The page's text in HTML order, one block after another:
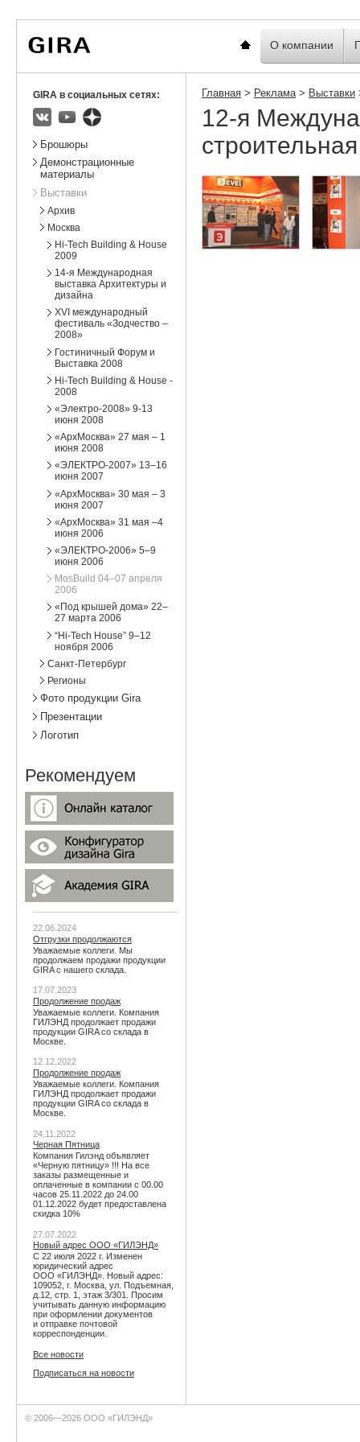
Главная
О компании
Главная > Реклама > Выставки
12-я
GIRA в социальных сетях:
Подразделы
Брошюры
Демонстрационные
материалы
Выставки
Архив
Москва
Hi-Tech Building & House
2009
14-я Международная
выставка Архитектуры и
дизайна
XVI международный
фестиваль «Зодчество –
2008»
Гостиничный Форум и
Выставка 2008
Hi-Tech Building & House -
2008
«Электро-2008» 9-13
июня 2008
«АрхМосква» 27 мая – 1
июня 2008
«ЭЛЕКТРО-2007» 13–16
июня 2007
«АрхМосква» 30 мая – 3
июня 2007
«АрхМосква» 31 мая –4
июня 2006
«ЭЛЕКТРО-2006» 5–9
июня 2006
MosBuild 04–07 апреля
2006
«Под крышей дома» 22–
27 марта 2006
“Hi-Tech House” 9–12
ноября 2006
Санкт-Петербург
Регионы
Фото продукции Gira
Презентации
Логотип
Рекомендуем
22.06.2024
Отгрузки продолжаются
Уважаемые коллеги. Мы
продолжаем продажи продукции
GIRA с нашего склада.
17.07.2023
Продолжение продаж
Уважаемые коллеги. Компания
ГИЛЭНД продолжает продажи
продукции GIRA со склада в
Москве.
12.12.2022
Продолжение продаж
Уважаемые коллеги. Компания
ГИЛЭНД продолжает продажи
продукции GIRA со склада в
Москве.
24.11.2022
Черная Пятница
Компания Гилэнд объявляет
«Черную пятницу» !!! На все
заказы размещенные и
оплаченные в компании с 00.00
часов 25.11.2022 до 24.00
01.12.2022 будет предоставлена
скидка 10%
27.07.2022
Новый адрес ООО «ГИЛЭНД»
С 22 июля 2022 г. Изменен
юридический адрес
ООО «ГИЛЭНД». Новый адрес:
109052, г. Москва, ул. Подъемная,
д.12, стр. 1, этаж 3/301. Просим
учитывать данную информацию
при оформлении документов
и отправке почтовой
корреспонденции.
Все новости
Подписаться на новости
© 2006—2026 ООО «ГИЛЭНД»